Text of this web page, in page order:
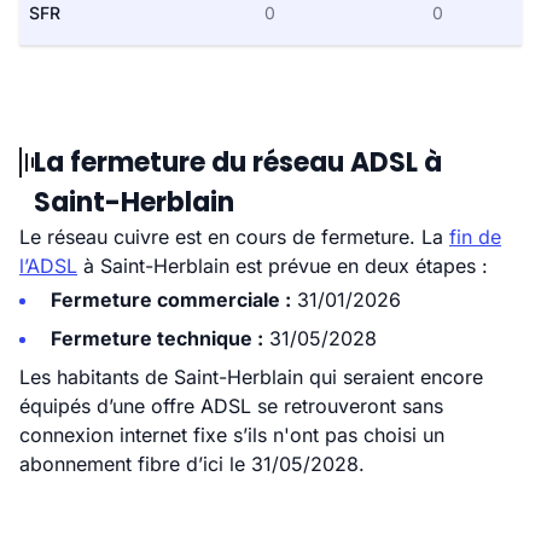
SFR 0 0
La fermeture du réseau ADSL à
Saint-Herblain
Le réseau cuivre est en cours de fermeture. La fin de
l’ADSL à Saint-Herblain est prévue en deux étapes :
Fermeture commerciale : 31/01/2026
Fermeture technique : 31/05/2028
Les habitants de Saint-Herblain qui seraient encore
équipés d’une offre ADSL se retrouveront sans
connexion internet fixe s’ils n'ont pas choisi un
abonnement fibre d’ici le 31/05/2028.